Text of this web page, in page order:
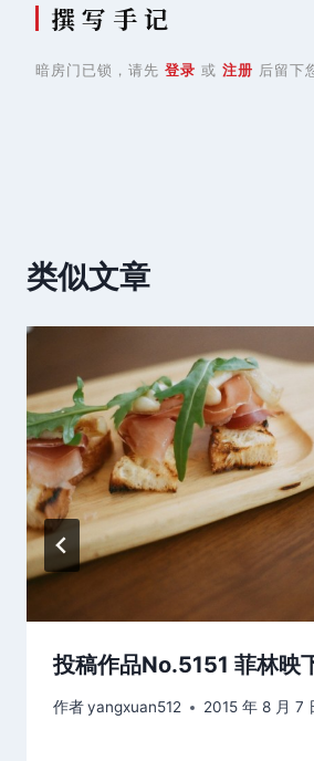
撰 写 手 记
暗房门已锁，请先 登录 或 注册 后留下
类似文章
投稿作品No.5151 菲林映
作者yangxuan512 2015 年 8 月 7